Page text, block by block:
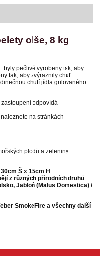
olše, 8 kg
byly pečlivě vyrobeny tak, aby
tak, aby zvýraznily chuť
chutí jídla grilovaného
zastoupení odpovídá
na stránkách
plodů a zeleniny
Š x 15cm H
z různých přírodních druhů
Jabloň (Malus Domestica) /
SmokeFire a všechny další